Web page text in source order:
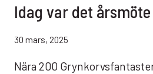
Idag var det årsmöte
30 mars, 2025
Nära 200